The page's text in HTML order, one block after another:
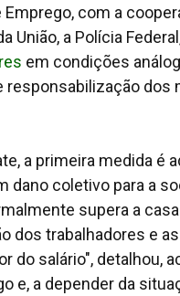
com a
União, a Polícia
em condições
responsabilização dos
a primeira medida é
dano coletivo para a
supera a
dos trabalhadores e
do salário", detalhou,
e, a depender da